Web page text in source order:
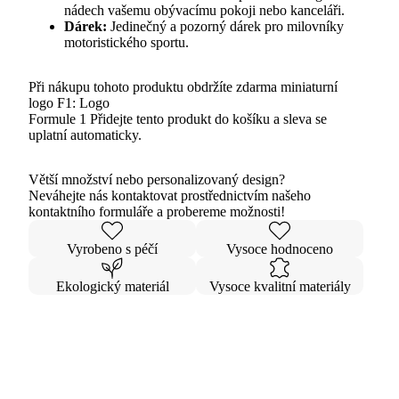
nádech vašemu obývacímu pokoji nebo kanceláři.
Dárek: Jedinečný a pozorný dárek pro milovníky
motoristického sportu.
Při nákupu tohoto produktu obdržíte zdarma miniaturní
logo F1: Logo
Formule 1 Přidejte tento produkt do košíku a sleva se
uplatní automaticky.
Větší množství nebo personalizovaný design?
Neváhejte nás kontaktovat prostřednictvím našeho
kontaktního formuláře a probereme možnosti!
Vyrobeno s péčí Vysoce hodnoceno
Ekologický materiál Vysoce kvalitní materiály